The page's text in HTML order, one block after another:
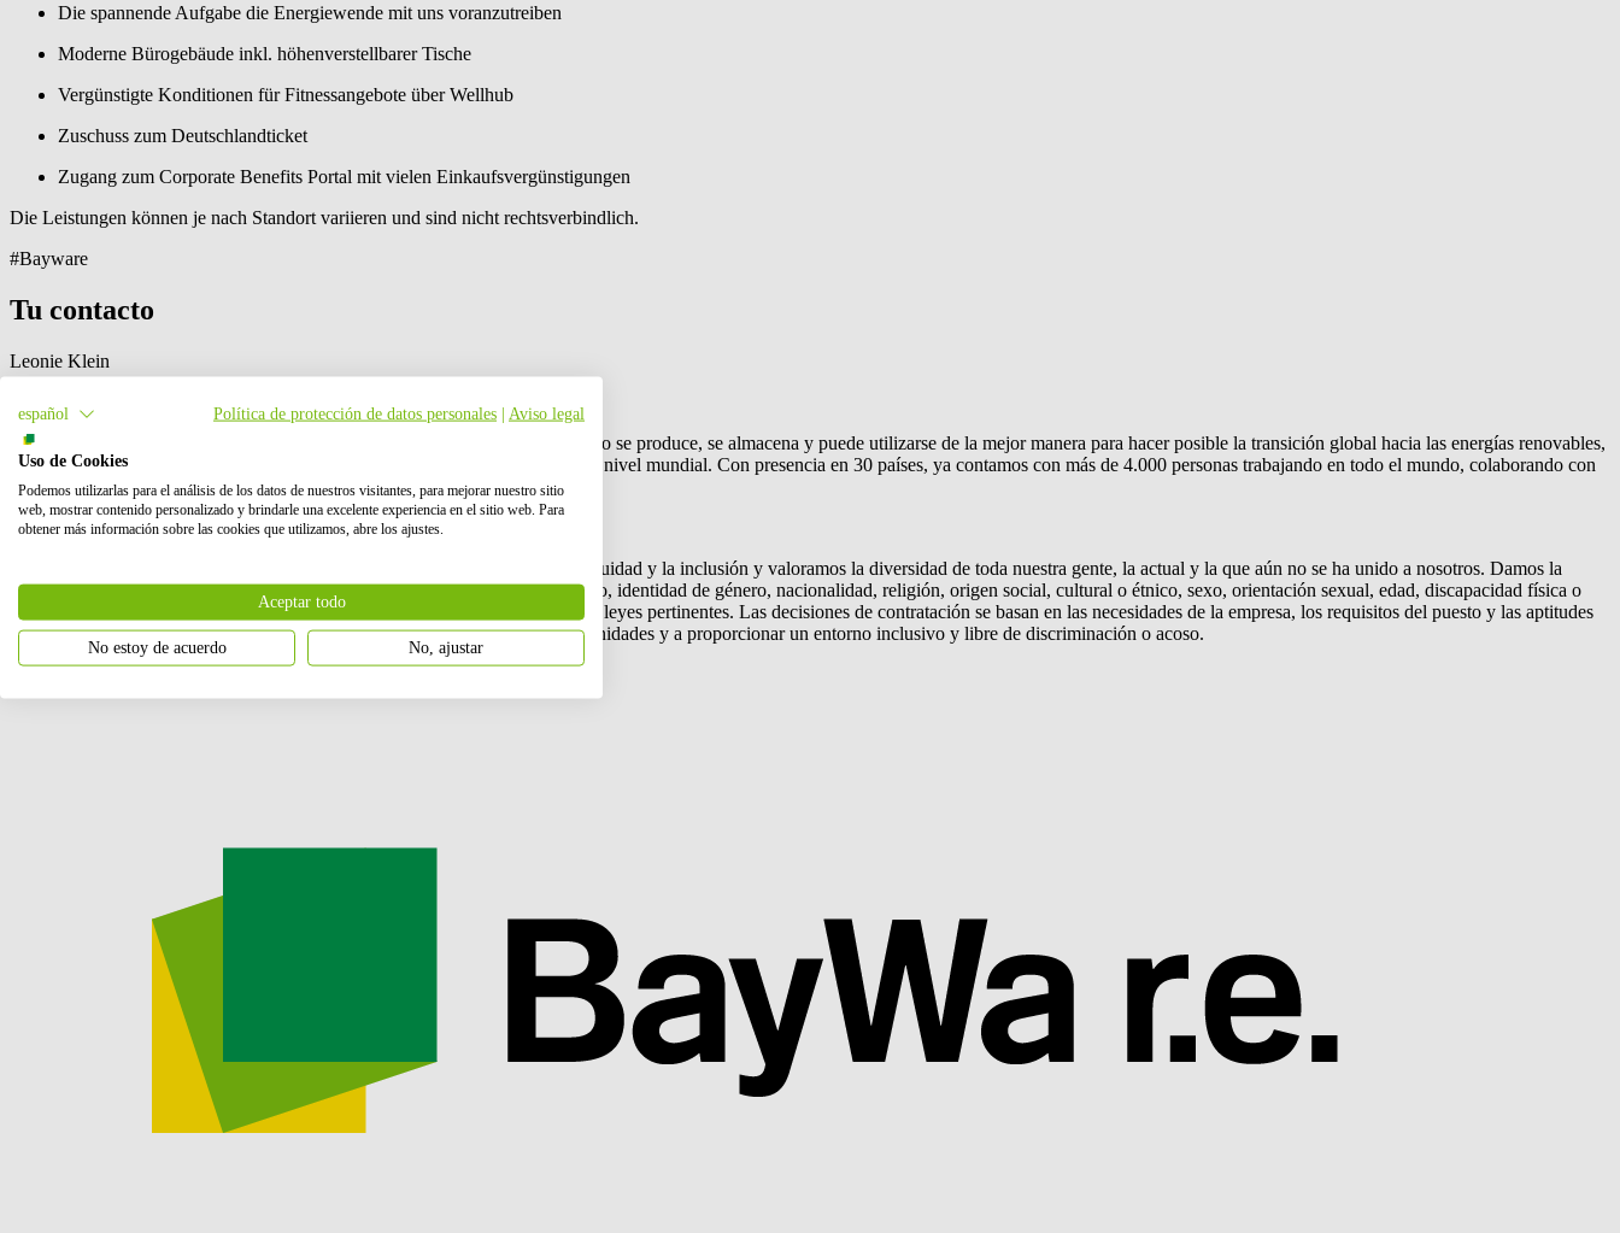
Die spannende Aufgabe die Energiewende mit uns voranzutreiben
Moderne Bürogebäude inkl. höhenverstellbarer Tische
Vergünstigte Konditionen für Fitnessangebote über Wellhub
Zuschuss zum Deutschlandticket
Zugang zum Corporate Benefits Portal mit vielen Einkaufsvergünstigungen
Die Leistungen können je nach Standort variieren und sind nicht rechtsverbindlich.
#Bayware
Tu contacto
Leonie Klein
BayWa r.e.
es el hogar de los agentes de cambio. Repensamos la energía: cómo se produce, se almacena y puede utilizarse de la mejor manera para hacer posible la transición global hacia las energías renovables,
esencial para el futuro de nuestro planeta. En
generamos cambio a nivel mundial. Con presencia en 30 países, ya contamos con más de 4.000 personas trabajando en todo el mundo, colaborando con
empresas locales para dar forma proactiva al futuro del sector energético.
Nos importas
estamos plenamente comprometidos con la promoción de la equidad y la inclusión y valoramos la diversidad de toda nuestra gente, la actual y la que aún no se ha unido a nosotros. Damos la
bienvenida a las solicitudes de todas las personas, cualquiera que sea su género, identidad de género, nacionalidad, religión, origen social, cultural o étnico, sexo, orientación sexual, edad, discapacidad física o
mental no inhabilitante, embarazo o cualquier otra condición protegida por las leyes pertinentes. Las decisiones de contratación se basan en las necesidades de la empresa, los requisitos del puesto y las aptitudes
requeridas. Como empresa, nos comprometemos a ofrecer igualdad de oportunidades y a proporcionar un entorno inclusivo y libre de discriminación o acoso.
español Política de protección de datos personales Aviso legal
Uso de Cookies
Podemos utilizarlas para el análisis de los datos de nuestros visitantes, para mejorar nuestro sitio
web, mostrar contenido personalizado y brindarle una excelente experiencia en el sitio web. Para
obtener más información sobre las cookies que utilizamos, abre los ajustes.
Aceptar todo
No estoy de acuerdo No, ajustar